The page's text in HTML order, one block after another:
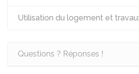
Utilisation du logement et
Questions ? Réponses !